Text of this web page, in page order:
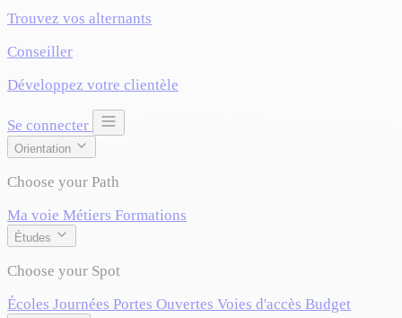
Trouvez vos alternants
Conseiller
Développez votre clientèle
Se connecter
Orientation
Choose your Path
Ma voie Métiers Formations
Études
Choose your Spot
Écoles Journées Portes Ouvertes Voies d'accès Budget